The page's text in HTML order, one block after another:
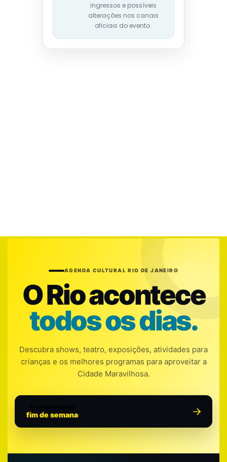
ingressos e possíveis
alterações nos canais
oficiais do evento.
AGENDA CULTURAL RIO DE JANEIRO
O Rio acontece
todos os dias.
Descubra shows, teatro, exposições, atividades para
crianças e os melhores programas para aproveitar a
Cidade Maravilhosa.
fim de semana